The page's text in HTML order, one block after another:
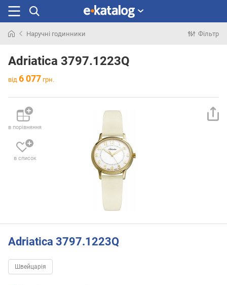
раніше
Наручні годинники Фільтр
Adriatica 3797.1223Q
від 6 077 грн.
в порівняння
в список
Adriatica 3797.1223Q
Швейцарія